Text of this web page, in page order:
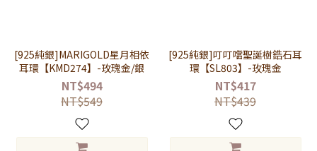
[925純銀]MARIGOLD星月相依
耳環【KMD274】-玫瑰金/銀
NT$494
NT$549
[925純銀]叮叮噹聖誕樹鋯石耳
環【SL803】-玫瑰金
NT$417
NT$439